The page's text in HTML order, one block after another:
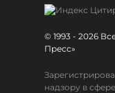
© 1993 - 2026
Пресс»
надзору в